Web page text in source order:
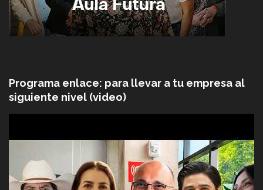
Programa enlace: para llevar a tu empresa al
siguiente nivel (video)